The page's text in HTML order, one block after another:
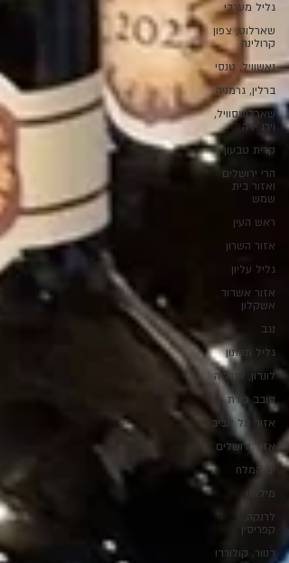
גליל מערבי
שארלוט, צפון
קרולינה
נאשוויל, טנסי
ברלין, גרמניה
שארלוטסוויל,
וירג'יניה
קרית טבעון
הרי ירושלים
ואזור בית
שמש
ראש העין
אזור השרון
גליל עליון
אזור אשדוד
אשקלון
נגב
גליל תחתון
לונדון, אנגליה
סובב כנרת
אזור תל אביב
אזור ירושלים
ים המלח
מילאנו
לרנקה,
קפריסין
דנוור, קולורדו